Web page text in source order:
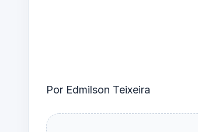
Por Edmilson Teixeira